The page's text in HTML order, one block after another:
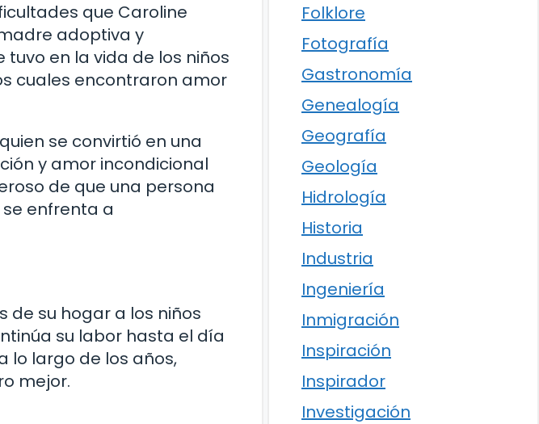
que Caroline
adoptiva y
en la vida de los niños
cuales encontraron amor
se convirtió en una
y amor incondicional
de que una persona
enfrenta a
de su hogar a los niños
su labor hasta el día
lo largo de los años,
mejor.
Folklore
Fotografía
Gastronomía
Genealogía
Geografía
Geología
Hidrología
Historia
Industria
Ingeniería
Inmigración
Inspiración
Inspirador
Investigación